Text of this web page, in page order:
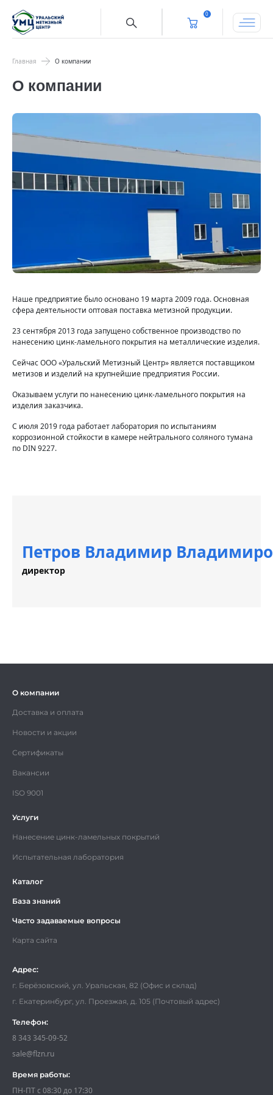
0
Главная О компании
О компании
Наше предприятие было основано 19 марта 2009 года. Основная
сфера деятельности оптовая поставка метизной продукции.
23 сентября 2013 года запущено собственное производство по
нанесению цинк-ламельного покрытия на металлические изделия.
Сейчас ООО «Уральский Метизный Центр» является поставщиком
метизов и изделий на крупнейшие предприятия России.
Оказываем услуги по нанесению цинк-ламельного покрытия на
изделия заказчика.
С июля 2019 года работает лаборатория по испытаниям
коррозионной стойкости в камере нейтрального соляного тумана
по DIN 9227.⁠
Петров Владимир
директор
О компании
Доставка и оплата
Новости и акции
Сертификаты
Вакансии
ISO 9001
Услуги
Нанесение цинк-ламельных покрытий
Испытательная лаборатория
Каталог
База знаний
Часто задаваемые вопросы
Карта сайта
Адрес:
г. Берёзовский, ул. Уральская, 82 (Офис и склад)
г. Екатеринбург, ул. Проезжая, д. 105 (Почтовый адрес)
Телефон:
8 343 345-09-52
sale@flzn.ru
Время работы:
ПН-ПТ с 08:30 до 17:30